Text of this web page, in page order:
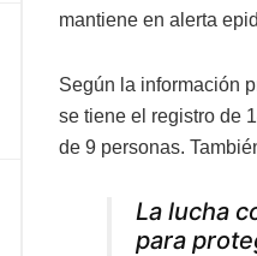
mantiene en alerta
Según la información
se tiene el registro de
de 9 personas.
La lucha
para